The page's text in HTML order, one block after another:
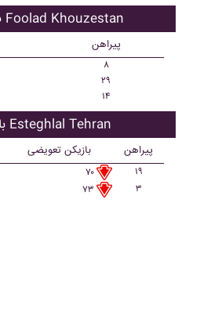
بازیکن تعویضی Foolad Khouzestan
پیراهن
۸
۲۹
۱۴
بازیکنان اصلی Esteghlal Tehran
بازیکن تعویضی پیراهن
۷۰
۱۹
۷۳
۳